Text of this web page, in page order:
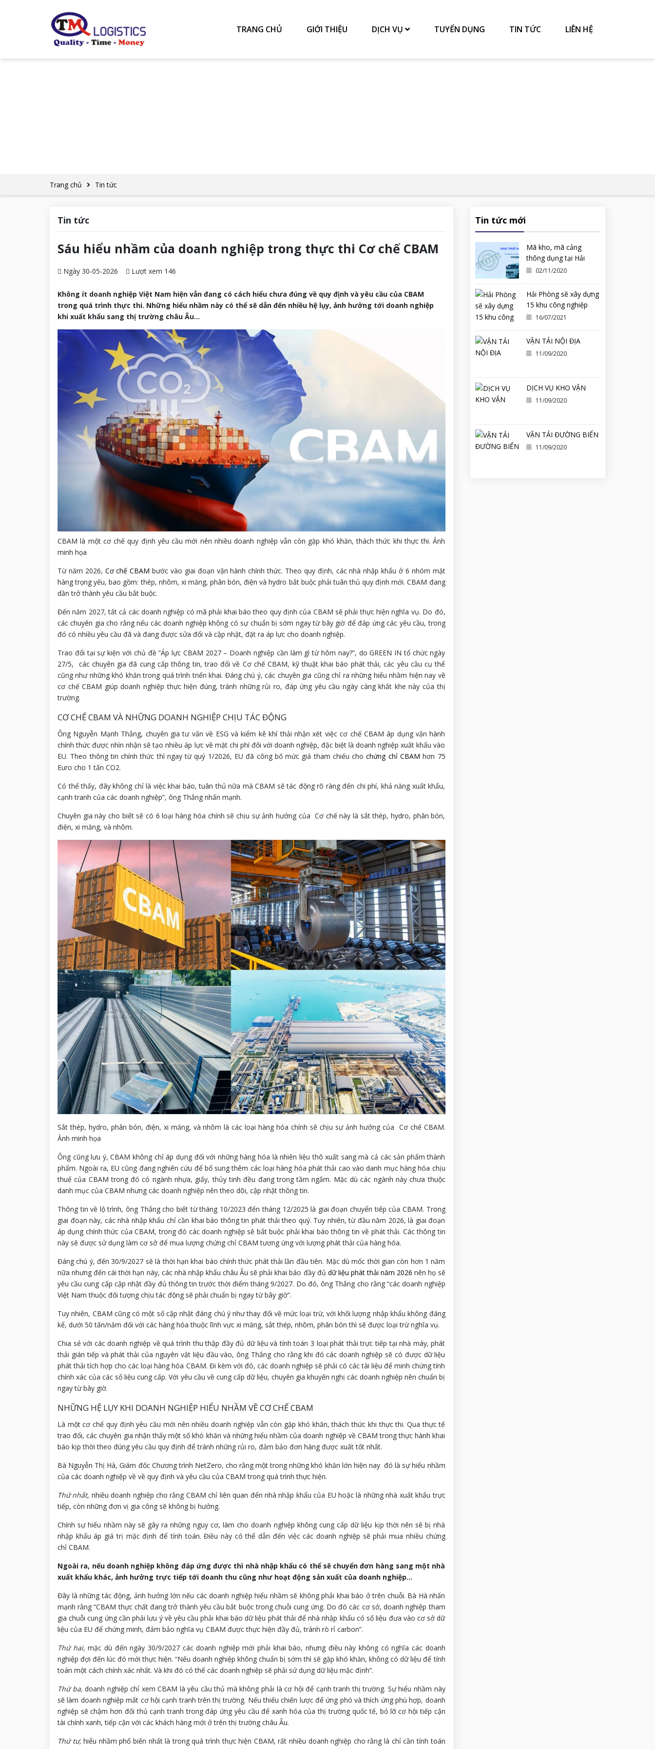
TRANG CHỦ GIỚI THIỆU DỊCH VỤ TUYỂN DỤNG TIN TỨC LIÊN HỆ
Trang chủ Tin tức
Tin tức
Sáu hiểu nhầm của doanh nghiệp trong thực thi Cơ chế CBAM
Ngày 30-05-2026 Lượt xem 146
Không ít doanh nghiệp Việt Nam hiện vẫn đang có cách hiểu chưa đúng về quy định và yêu cầu của CBAM
trong quá trình thực thi. Những hiểu nhầm này có thể sẽ dẫn đến nhiều hệ lụy, ảnh hưởng tới doanh nghiệp
khi xuất khẩu sang thị trường châu Âu...
CBAM là một cơ chế quy định yêu cầu mới nên nhiều doanh nghiệp vẫn còn gặp khó khăn, thách thức khi thực thi. Ảnh
minh họa
Từ năm 2026, Cơ chế CBAM bước vào giai đoạn vận hành chính thức. Theo quy định, các nhà nhập khẩu ở 6 nhóm mặt
hàng trọng yếu, bao gồm: thép, nhôm, xi măng, phân bón, điện và hydro bắt buộc phải tuân thủ quy định mới. CBAM đang
dần trở thành yêu cầu bắt buộc.
Đến năm 2027, tất cả các doanh nghiệp có mã phải khai báo theo quy định của CBAM sẽ phải thực hiện nghĩa vụ. Do đó,
các chuyên gia cho rằng nếu các doanh nghiệp không có sự chuẩn bị sớm ngay từ bây giờ để đáp ứng các yêu cầu, trong
đó có nhiều yêu cầu đã và đang được sửa đổi và cập nhật, đặt ra áp lực cho doanh nghiệp.
Trao đổi tại sự kiện với chủ đề “Áp lực CBAM 2027 – Doanh nghiệp cần làm gì từ hôm nay?”, do GREEN IN tổ chức ngày
27/5, các chuyên gia đã cung cấp thông tin, trao đổi về Cơ chế CBAM, kỹ thuật khai báo phát thải, các yêu cầu cụ thể
cũng như những khó khăn trong quá trình triển khai. Đáng chú ý, các chuyên gia cũng chỉ ra những hiểu nhầm hiện nay về
cơ chế CBAM giúp doanh nghiệp thực hiện đúng, tránh những rủi ro, đáp ứng yêu cầu ngày càng khắt khe này của thị
trường.
CƠ CHẾ CBAM VÀ NHỮNG DOANH NGHIỆP CHỊU TÁC ĐỘNG
Ông Nguyễn Mạnh Thắng, chuyên gia tư vấn về ESG và kiểm kê khí thải nhận xét việc cơ chế CBAM áp dụng vận hành
chính thức được nhìn nhận sẽ tạo nhiều áp lực về mặt chi phí đối với doanh nghiệp, đặc biệt là doanh nghiệp xuất khẩu vào
EU. Theo thông tin chính thức thì ngay từ quý 1/2026, EU đã công bố mức giá tham chiếu chochứng chỉ CBAM hơn 75
Euro cho 1 tấn CO2.
Có thể thấy, đây không chỉ là việc khai báo, tuân thủ nữa mà CBAM sẽ tác động rõ ràng đến chi phí, khả năng xuất khẩu,
cạnh tranh của các doanh nghiệp”, ông Thắng nhấn mạnh.
Chuyên gia này cho biết sẽ có 6 loại hàng hóa chính sẽ chịu sự ảnh hưởng của Cơ chế này là sắt thép, hydro, phân bón,
điện, xi măng, và nhôm.
Sắt thép, hydro, phân bón, điện, xi măng, và nhôm là các loại hàng hóa chính sẽ chịu sự ảnh hưởng của Cơ chế CBAM.
Ảnh minh họa
Ông cũng lưu ý, CBAM không chỉ áp dụng đối với những hàng hóa là nhiên liệu thô xuất sang mà cả các sản phẩm thành
phẩm. Ngoài ra, EU cũng đang nghiên cứu để bổ sung thêm các loại hàng hóa phát thải cao vào danh mục hàng hóa chịu
thuế của CBAM trong đó có ngành nhựa, giấy, thủy tinh đều đang trong tầm ngắm. Mặc dù các ngành này chưa thuộc
danh mục của CBAM nhưng các doanh nghiệp nên theo dõi, cập nhật thông tin.
Thông tin về lộ trình, ông Thắng cho biết từ tháng 10/2023 đến tháng 12/2025 là giai đoạn chuyển tiếp của CBAM. Trong
giai đoạn này, các nhà nhập khẩu chỉ cần khai báo thông tin phát thải theo quý. Tuy nhiên, từ đầu năm 2026, là giai đoạn
áp dụng chính thức của CBAM, trong đó các doanh nghiệp sẽ bắt buộc phải khai báo thông tin về phát thải. Các thông tin
này sẽ được sử dụng làm cơ sở để mua lượng chứng chỉ CBAM tương ứng với lượng phát thải của hàng hóa.
Đáng chú ý, đến 30/9/2027 sẽ là thời hạn khai báo chính thức phát thải lần đầu tiên. Mặc dù mốc thời gian còn hơn 1 năm
nữa nhưng đến cái thời hạn này, các nhà nhập khẩu châu Âu sẽ phải khai báo đầy đủ dữ liệu phát thải năm 2026 nên họ sẽ
yêu cầu cung cấp cập nhật đầy đủ thông tin trước thời điểm tháng 9/2027. Do đó, ông Thắng cho rằng “các doanh nghiệp
Việt Nam thuộc đối tượng chịu tác động sẽ phải chuẩn bị ngay từ bây giờ”.
Tuy nhiên, CBAM cũng có một số cập nhật đáng chú ý như thay đổi về mức loại trừ, với khối lượng nhập khẩu không đáng
kể, dưới 50 tấn/năm đối với các hàng hóa thuộc lĩnh vực xi măng, sắt thép, nhôm, phân bón thì sẽ được loại trừ nghĩa vụ.
Chia sẻ với các doanh nghiệp về quá trình thu thập đầy đủ dữ liệu và tính toán 3 loại phát thải trực tiếp tại nhà máy, phát
thải gián tiếp và phát thải của nguyên vật liệu đầu vào, ông Thắng cho rằng khi đó các doanh nghiệp sẽ có được dữ liệu
phát thải tích hợp cho các loại hàng hóa CBAM. Đi kèm với đó, các doanh nghiệp sẽ phải có các tài liệu để minh chứng tính
chính xác của các số liệu cung cấp. Với yêu cầu về cung cấp dữ liệu, chuyên gia khuyến nghị các doanh nghiệp nên chuẩn bị
ngay từ bây giờ.
NHỮNG HỆ LỤY KHI DOANH NGHIỆP HIỂU NHẦM VỀ CƠ CHẾ CBAM
Là một cơ chế quy định yêu cầu mới nên nhiều doanh nghiệp vẫn còn gặp khó khăn, thách thức khi thực thi. Qua thực tế
trao đổi, các chuyên gia nhận thấy một số khó khăn và những hiểu nhầm của doanh nghiệp về CBAM trong thực hành khai
báo kịp thời theo đúng yêu cầu quy định để tránh những rủi ro, đảm bảo đơn hàng được xuất tốt nhất.
Bà Nguyễn Thị Hà, Giám đốc Chương trình NetZero, cho rằng một trong những khó khăn lớn hiện nay đó là sự hiểu nhầm
của các doanh nghiệp về về quy định và yêu cầu của CBAM trong quá trình thực hiện.
Thứ nhất, nhiều doanh nghiệp cho rằng CBAM chỉ liên quan đến nhà nhập khẩu của EU hoặc là những nhà xuất khẩu trực
tiếp, còn những đơn vị gia công sẽ không bị hưởng.
Chính sự hiểu nhầm này sẽ gây ra những nguy cơ, làm cho doanh nghiệp không cung cấp dữ liệu kịp thời nên sẽ bị nhà
nhập khẩu áp giá trị mặc định để tính toán. Điều này có thể dẫn đến việc các doanh nghiệp sẽ phải mua nhiều chứng
chỉ CBAM.
Ngoài ra, nếu doanh nghiệp không đáp ứng được thì nhà nhập khẩu có thể sẽ chuyển đơn hàng sang một nhà
xuất khẩu khác, ảnh hưởng trực tiếp tới doanh thu cũng như hoạt động sản xuất của doanh nghiệp…
Đây là những tác động, ảnh hưởng lớn nếu các doanh nghiệp hiểu nhầm sẽ không phải khai báo ở trên chuỗi. Bà Hà nhấn
mạnh rằng “CBAM thực chất đang trở thành yêu cầu bắt buộc trong chuỗi cung ứng. Do đó các cơ sở, doanh nghiệp tham
gia chuỗi cung ứng cần phải lưu ý về yêu cầu phải khai báo dữ liệu phát thải để nhà nhập khẩu có số liệu đưa vào cơ sở dữ
liệu của EU để chứng minh, đảm bảo nghĩa vụ CBAM được thực hiện đầy đủ, tránh rò rỉ carbon”.
Thứ hai, mặc dù đến ngày 30/9/2027 các doanh nghiệp mới phải khai báo, nhưng điều này không có nghĩa các doanh
nghiệp đợi đến lúc đó mới thực hiện. “Nếu doanh nghiệp không chuẩn bị sớm thì sẽ gặp khó khăn, không có dữ liệu để tính
toán một cách chính xác nhất. Và khi đó có thể các doanh nghiệp sẽ phải sử dụng dữ liệu mặc định”.
Thứ ba, doanh nghiệp chỉ xem CBAM là yêu cầu thủ mà không phải là cơ hội để cạnh tranh thị trường. Sự hiểu nhầm này
sẽ làm doanh nghiệp mất cơ hội cạnh tranh trên thị trường. Nếu thiếu chiến lược để ứng phó và thích ứng phù hợp, doanh
nghiệp sẽ chậm hơn đối thủ cạnh tranh trong đáp ứng yêu cầu để xanh hóa của thị trường quốc tế, bỏ lỡ cơ hội tiếp cận
tài chính xanh, tiếp cận với các khách hàng mới ở trên thị trường châu Âu.
Thứ tư,hiểu nhầm phổ biến nhất là trong quá trình thực hiện CBAM, rất nhiều doanh nghiệp cho rằng là chỉ cần tính toán
Tin tức mới
Mã kho, mã cảng
thông dụng tại Hải
Phòng02/11/2020
Hải Phòng sẽ xây dựng
15 khu công nghiệp
mới16/07/2021
VẬN TẢI NỘI ĐỊA
11/09/2020
DỊCH VỤ KHO VẬN
11/09/2020
VẬN TẢI ĐƯỜNG BIỂN
11/09/2020